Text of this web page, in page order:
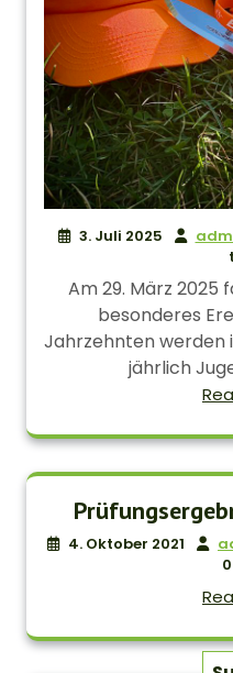
3. Juli 2025
Am 29. März 2025
besonderes
Jahrzehnten werden
jährlich
4. Oktober 2021